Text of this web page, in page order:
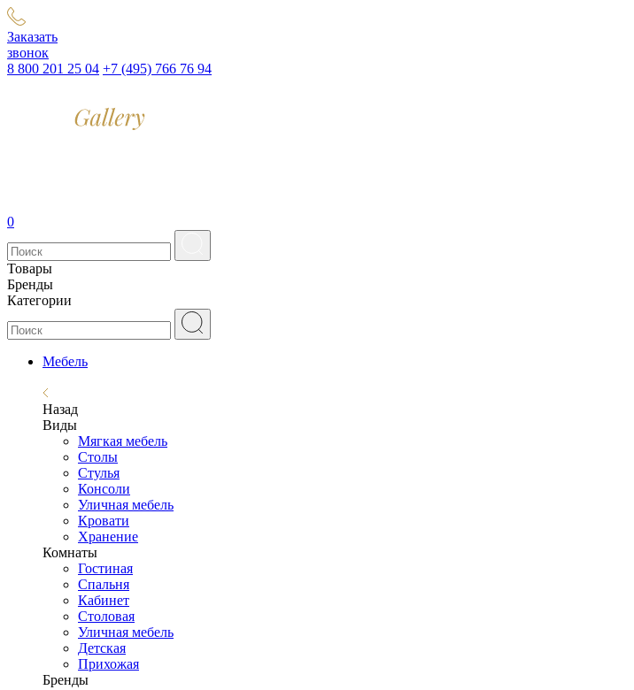
Заказать
звонок
8 800 201 25 04 +7 (495) 766 76 94
0
Товары
Бренды
Категории
Мебель
Назад
Виды
Мягкая мебель
Столы
Стулья
Консоли
Уличная мебель
Кровати
Хранение
Комнаты
Гостиная
Спальня
Кабинет
Столовая
Уличная мебель
Детская
Прихожая
Бренды